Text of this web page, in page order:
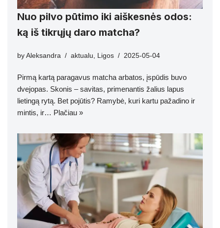
Nuo pilvo pūtimo iki aiškesnės odos:
ką iš tikrųjų daro matcha?
by Aleksandra aktualu Ligos 2025-05-04
Pirmą kartą paragavus matcha arbatos, įspūdis buvo
dvejopas. Skonis – savitas, primenantis žalius lapus
lietingą rytą. Bet pojūtis? Ramybė, kuri kartu pažadino ir
mintis, ir… Plačiau »